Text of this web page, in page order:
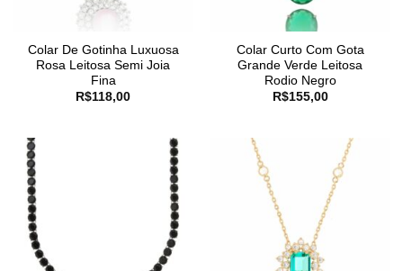
Colar De Gotinha Luxuosa
Rosa Leitosa Semi Joia
Fina
R$118,00
Colar Curto Com Gota
Grande Verde Leitosa
Rodio Negro
R$155,00